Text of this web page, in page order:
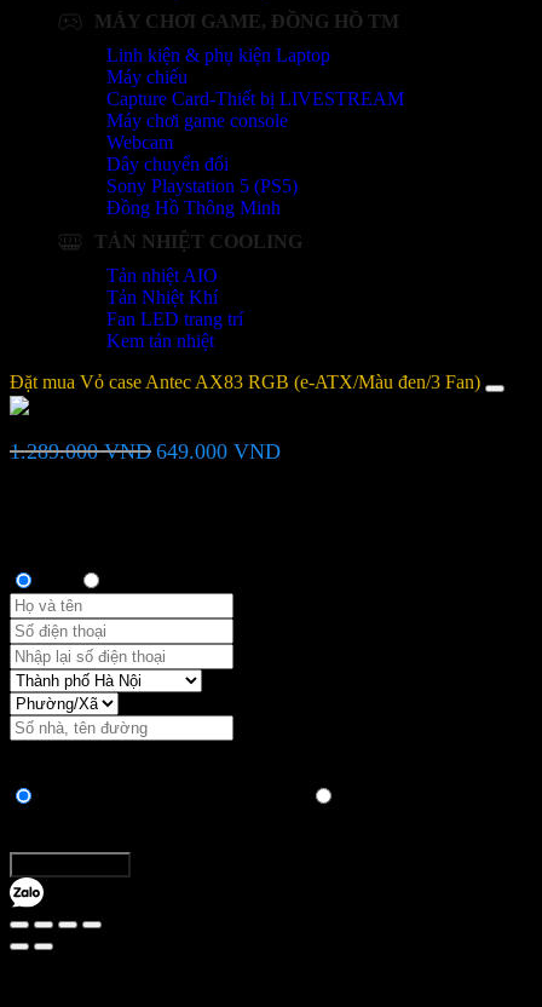
MÁY CHƠI GAME, ĐỒNG HỒ TM
Linh kiện & phụ kiện Laptop
Máy chiếu
Capture Card-Thiết bị LIVESTREAM
Máy chơi game console
Webcam
Dây chuyển đổi
Sony Playstation 5 (PS5)
Đồng Hồ Thông Minh
TẢN NHIỆT COOLING
Tản nhiệt AIO
Tản Nhiệt Khí
Fan LED trang trí
Kem tản nhiệt
Đặt mua Vỏ case Antec AX83 RGB (e-ATX/Màu đen/3 Fan)
1.289.000VND Giá
649.000 VNDGiá